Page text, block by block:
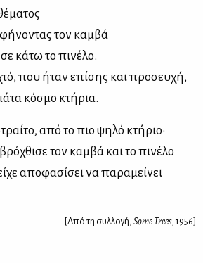
τον καμβά
κάτω το πινέλο.
που ήταν επίσης και προσευχή,
κόσμο κτήρια.
από το πιο ψηλό κτήριο·
τον καμβά και το πινέλο
αποφασίσει να παραμείνει
[Από τη συλλογή, Some Trees, 1956]